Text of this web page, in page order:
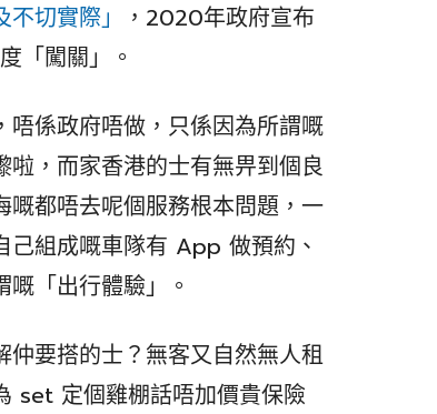
切實際」
，2020年政府宣布
「闖關」。
係政府唔做，只係因為所謂嘅
啦，而家香港的士有無畀到個良
都唔去呢個服務根本問題，一
己組成嘅車隊有 App 做預約、
「出行體驗」。
要搭的士？無客又自然無人租
set 定個雞棚話唔加價貴保險